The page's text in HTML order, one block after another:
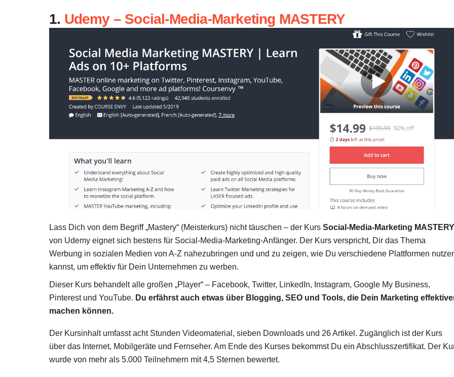
1. Udemy – Social-Media-Marketing MASTERY
Lass Dich von dem Begriff „Mastery“ (Meisterkurs) nicht täuschen – der Kurs Social-Media-Marketing MASTERY
von Udemy eignet sich bestens für Social-Media-Marketing-Anfänger. Der Kurs verspricht, Dir das Thema
Werbung in sozialen Medien von A-Z nahezubringen und und zu zeigen, wie Du verschiedene Plattformen
kannst, um effektiv für Dein Unternehmen zu werben.
Dieser Kurs behandelt alle großen „Player“ – Facebook, Twitter, LinkedIn, Instagram, Google My Business,
Pinterest und YouTube. Du erfährst auch etwas über Blogging, SEO und Tools, die Dein Marketing
machen können.
Der Kursinhalt umfasst acht Stunden Videomaterial, sieben Downloads und 26 Artikel. Zugänglich ist der Kurs
über das Internet, Mobilgeräte und Fernseher. Am Ende des Kurses bekommst Du ein Abschlusszertifikat. Der
wurde von mehr als 5.000 Teilnehmern mit 4,5 Sternen bewertet.